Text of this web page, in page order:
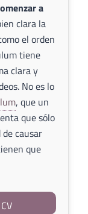
a
clara la
el orden
tiene
clara y
No es lo
, que un
que sólo
causar
que